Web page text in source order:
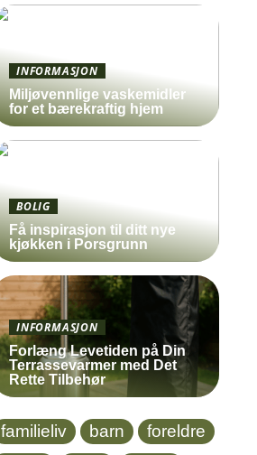
INFORMASJON
Miljøvennlige vaskemidler
for et bærekraftig hjem
BOLIG
Få inspirasjon til ditt nye
kjøkken i Porsgrunn
INFORMASJON
Forlæng Levetiden på Din
Terrassevarmer med Det
Rette Tilbehør
familieliv barn
foreldre